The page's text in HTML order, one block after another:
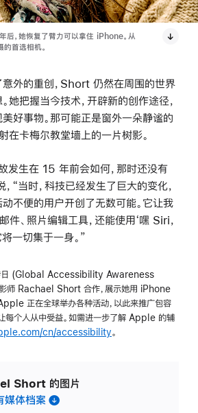
，她恢复了臂力可以拿住 iPhone。从
首选相机。
外的重创，Short 仍然在周围的世界
她把握当今技术，开辟新的创作途径，
好事物。那可能正是窗外一朵静谧的
在卡梅尔教堂墙上的一片树影。
发生在 15 年前会如何，那时还没有
“当时，科技已经发生了巨大的变化，
不便的用户开创了无数可能。它让我
件、照片编辑工具，还能使用‘嘿 Siri，
一切集于一身。”
(Global Accessibility Awareness
师 Rachael Short 合作，展示她用 iPhone
正在全球举办各种活动，以此来推广包容
每个人从中受益。如需进一步了解 Apple 的辅
cn/accessibility 。
Short 的图片
媒体档案